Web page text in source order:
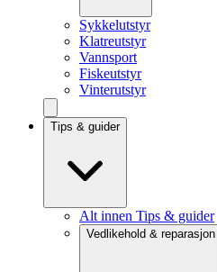
Sykkelutstyr
Klatreutstyr
Vannsport
Fiskeutstyr
Vinterutstyr
Tips & guider
Alt innen Tips & guider
Vedlikehold & reparasjon